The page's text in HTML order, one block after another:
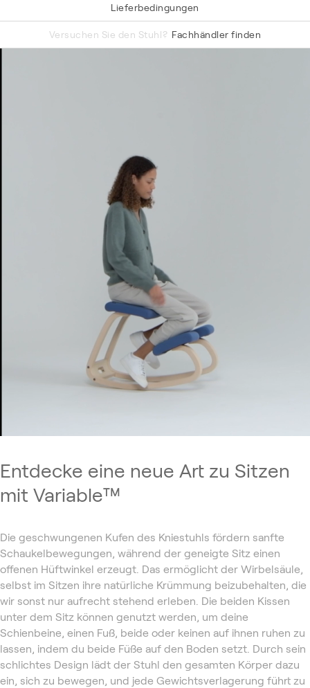
Lieferbedingungen
Versuchen Sie den Stuhl? Fachhändler finden
Re-Wool 868
Entdecke eine neue Art zu Sitzen
mit Variable™
Die geschwungenen Kufen des Kniestuhls fördern sanfte
Schaukelbewegungen, während der geneigte Sitz einen
offenen Hüftwinkel erzeugt. Das ermöglicht der Wirbelsäule,
selbst im Sitzen ihre natürliche Krümmung beizubehalten, die
wir sonst nur aufrecht stehend erleben. Die beiden Kissen
unter dem Sitz können genutzt werden, um deine
Schienbeine, einen Fuß, beide oder keinen auf ihnen ruhen zu
lassen, indem du beide Füße auf den Boden setzt. Durch sein
schlichtes Design lädt der Stuhl den gesamten Körper dazu
ein, sich zu bewegen, und jede Gewichtsverlagerung führt zu